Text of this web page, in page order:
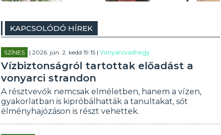
KAPCSOLÓDÓ HÍREK
SZÍNES | 2026. jún. 2. kedd 19:15 |Vonyarcvashegy
Vízbiztonságról tartottak előadást a
vonyarci strandon
A résztvevők nemcsak elméletben, hanem a vízen,
gyakorlatban is kipróbálhatták a tanultakat, sőt
élményhajózáson is részt vehettek.